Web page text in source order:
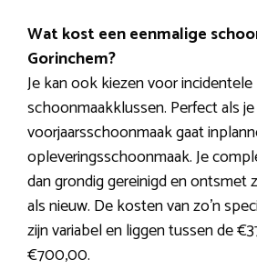
Wat kost een eenmalige
Gorinchem?
Je kan ook kiezen voor incidentele
schoonmaakklussen. Perfect als
voorjaarsschoonmaak gaat
opleveringsschoonmaak. Je
dan grondig gereinigd en ontsmet
als nieuw. De kosten van zo’n
zijn variabel en liggen tussen de
€700,00.